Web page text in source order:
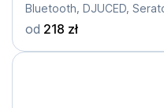
Bluetooth, DJUCED,
od 218 zł